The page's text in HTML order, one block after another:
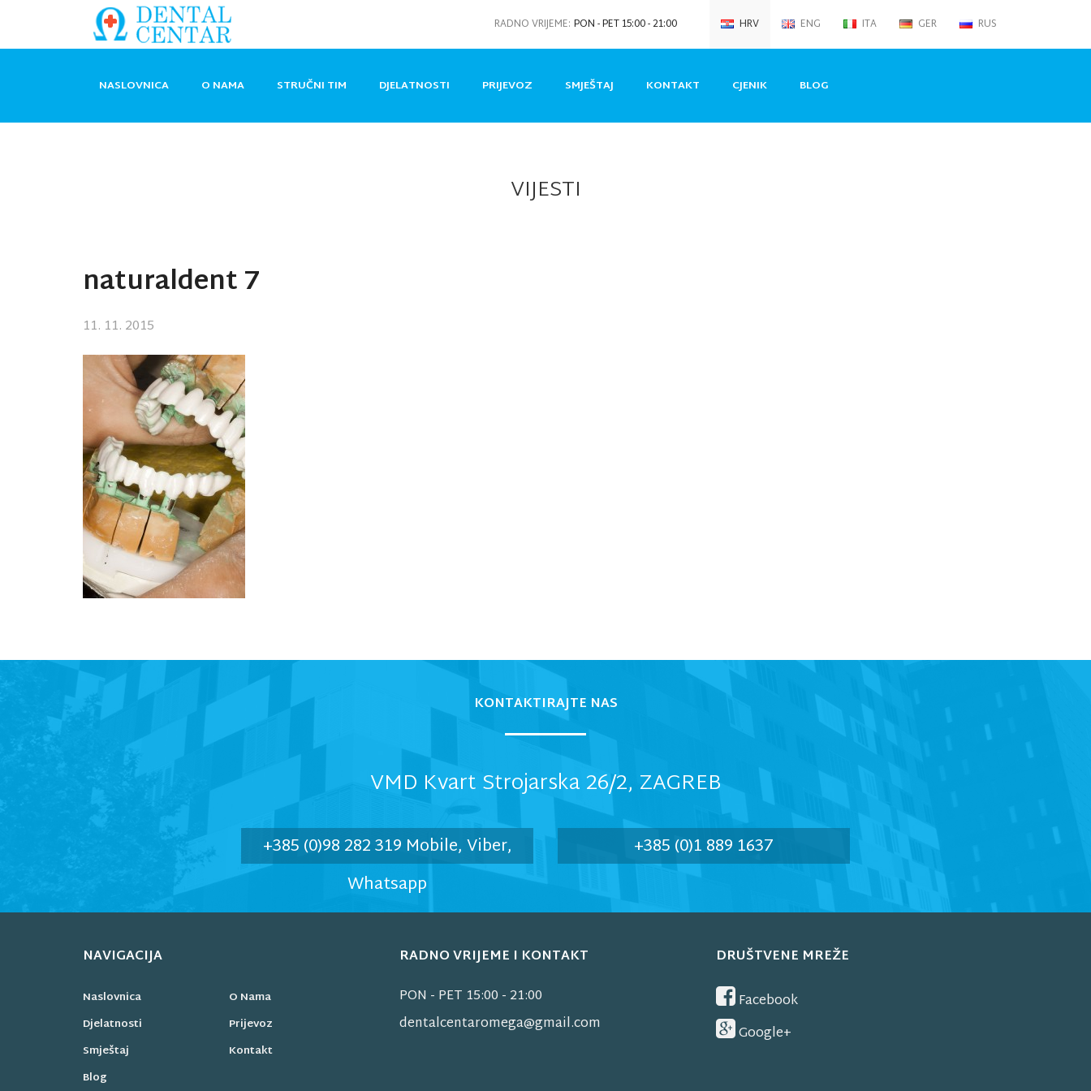
HRV ENG ITA GER RUS
RADNO VRIJEME: PON - PET 15:00 - 21:00
NASLOVNICA O NAMA STRUČNI TIM DJELATNOSTI PRIJEVOZ SMJEŠTAJ KONTAKT CJENIK BLOG
VIJESTI
naturaldent 7
11. 11. 2015
KONTAKTIRAJTE NAS
VMD Kvart Strojarska 26/2, ZAGREB
+385 (0)98 282 319 Mobile, Viber,
Whatsapp
+385 (0)1 889 1637
NAVIGACIJA
Naslovnica
O Nama
Djelatnosti
Prijevoz
Smještaj
Kontakt
Blog
RADNO VRIJEME I KONTAKT
PON - PET 15:00 - 21:00
dentalcentaromega@gmail.com
DRUŠTVENE MREŽE
Facebook
Google+